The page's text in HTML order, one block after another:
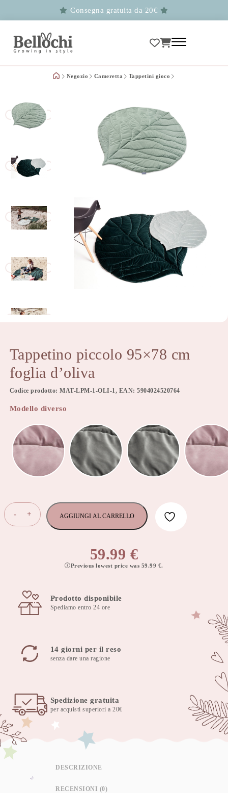
Consegna gratuita da 20€
Negozio Cameretta Tappetini gioco
Tappetino piccolo 95×78 cm
foglia d’oliva
Codice prodotto: MAT-LPM-1-OLI-1, EAN: 5904024520764
Modello diverso
-
Tappetino
piccolo
+ AGGIUNGI AL CARRELLO
59.99 €
Previous lowest price was 59.99 €.
Prodotto disponibile
Spediamo entro 24 ore
14 giorni per il reso
senza dare una ragione
Spedizione gratuita
per acquisti superiori a 20€
DESCRIZIONE
RECENSIONI (0)